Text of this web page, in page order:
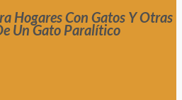
Hogares Con Gatos Y Otras
Un Gato Paralítico